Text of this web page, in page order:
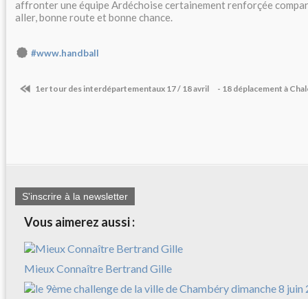
affronter une équipe Ardéchoise certainement renforçée
aller, bonne route et bonne chance.
#www.handball
1er tour des interdépartementaux 17 / 18 avril - 18 déplacement à
S'inscrire à la newsletter
Vous aimerez aussi :
Mieux Connaître Bertrand Gille